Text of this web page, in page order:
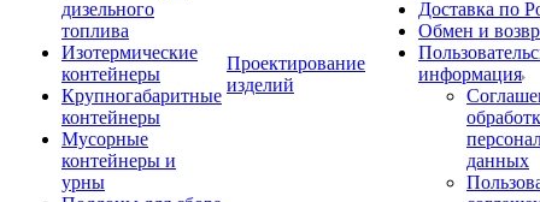
дизельного
топлива
Изотермические
контейнеры
Крупногабаритные
контейнеры
Мусорные
контейнеры и
урны
Проектирование
изделий
Доставка по
Обмен и
информация
данных